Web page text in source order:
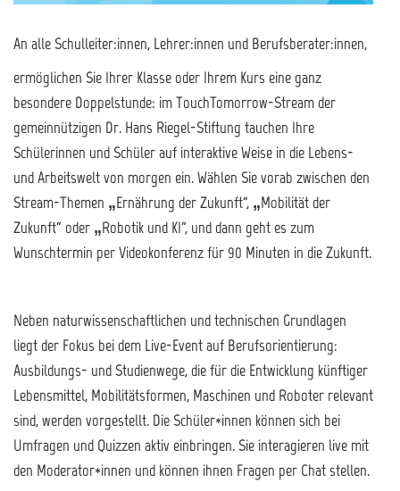
An alle Schulleiter:innen, Lehrer:innen und Berufsberater:innen,
ermöglichen Sie Ihrer Klasse oder Ihrem Kurs eine ganz
besondere Doppelstunde: im TouchTomorrow-Stream der
gemeinnützigen Dr. Hans Riegel-Stiftung tauchen Ihre
Schülerinnen und Schüler auf interaktive Weise in die Lebens-
und Arbeitswelt von morgen ein. Wählen Sie vorab zwischen den
Stream-Themen „Ernährung der Zukunft“, „Mobilität der
Zukunft“ oder „Robotik und KI“, und dann geht es zum
Wunschtermin per Videokonferenz für 90 Minuten in die Zukunft.
Neben naturwissenschaftlichen und technischen Grundlagen
liegt der Fokus bei dem Live-Event auf Berufsorientierung:
Ausbildungs- und Studienwege, die für die Entwicklung künftiger
Lebensmittel, Mobilitätsformen, Maschinen und Roboter relevant
sind, werden vorgestellt. Die Schüler*innen können sich bei
Umfragen und Quizzen aktiv einbringen. Sie interagieren live mit
den Moderator*innen und können ihnen Fragen per Chat stellen.